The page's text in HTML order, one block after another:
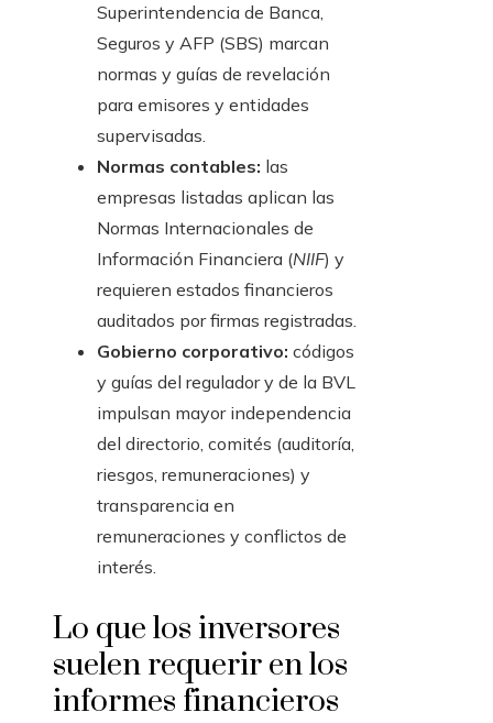
Superintendencia de Banca,
Seguros y AFP (SBS) marcan
normas y guías de revelación
para emisores y entidades
supervisadas.
Normas contables: las
empresas listadas aplican las
Normas Internacionales de
Información Financiera (NIIF) y
requieren estados financieros
auditados por firmas registradas.
Gobierno corporativo: códigos
y guías del regulador y de la BVL
impulsan mayor independencia
del directorio, comités (auditoría,
riesgos, remuneraciones) y
transparencia en
remuneraciones y conflictos de
interés.
Lo que los inversores
suelen requerir en los
informes financieros